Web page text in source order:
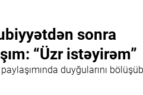
sonra
“Üzr istəyirəm”
duyğularını bölüşüb